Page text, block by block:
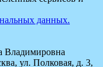
данных.
Владимировна
ул. Полковая, д. 3,